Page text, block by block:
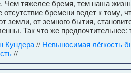
Чем тяжелее бремя, тем наша
отсутствие бремени ведет к тому,
земли, от земного бытия,
Так что же предпочтительнее:
Кундера// Невыносимая лёгкость
//